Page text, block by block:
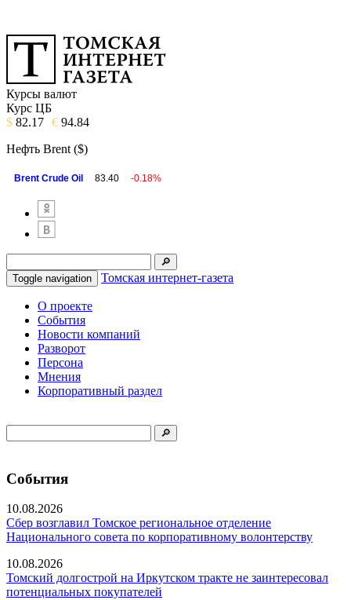
Курсы валют
Курс ЦБ
$ 82.17 € 94.84
Нефть Brent ($)
Brent Crude Oil 83.40 -0.18%
Toggle navigation Томская интернет-газета
О проекте
События
Новости компаний
Разворот
Персона
Мнения
Корпоративный раздел
События
10.08.2026
Сбер возглавил Томское региональное отделение
Национального совета по корпоративному волонтерству
10.08.2026
Томский долгострой на Иркутском тракте не заинтересовал
потенциальных покупателей